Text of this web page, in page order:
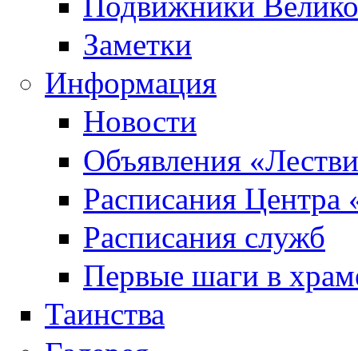
Заметки
Информация
Новости
Объявления
Расписания Центра
Расписания служб
Первые шаги в
Таинства